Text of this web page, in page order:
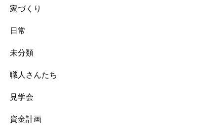
家づくり
日常
未分類
職人さんたち
見学会
資金計画